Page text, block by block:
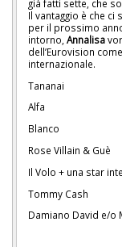
già fatti sette, che
Il vantaggio è che
per il prossimo
intorno, Annalisa
dell’Eurovision
internazionale.
Tananai
Alfa
Blanco
Rose Villain & Guè
Il Volo + una star
Tommy Cash
Damiano David e/o